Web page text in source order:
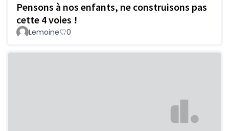
Pensons à nos enfants, ne construisons pas
cette 4 voies !
Lemoine 0